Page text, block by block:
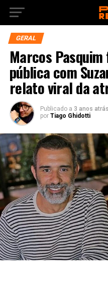
GERAL
Marcos
pública com
relato viral da
Publicado a 3 anos atrás
por Tiago Ghidotti